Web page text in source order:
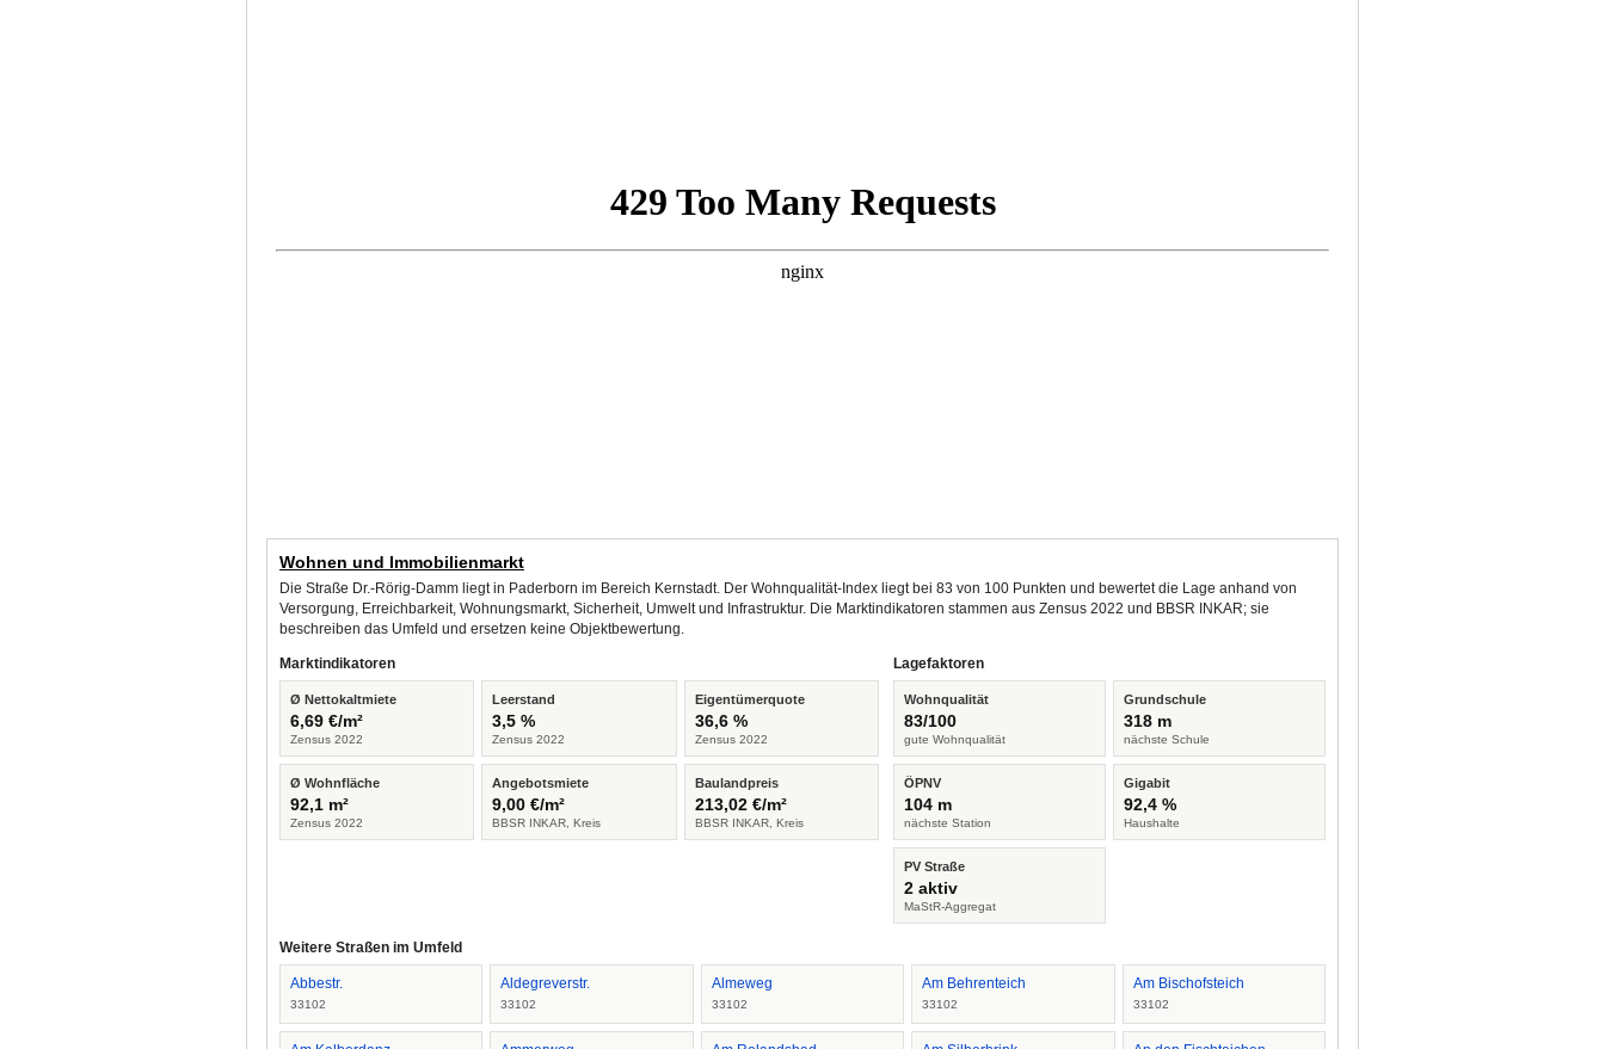
Wohnen und Immobilienmarkt
Die Straße Dr.-Rörig-Damm liegt in Paderborn im Bereich Kernstadt. Der Wohnqualität-Index liegt bei 83 von 100 Punkten und bewertet die Lage anhand von
Versorgung, Erreichbarkeit, Wohnungsmarkt, Sicherheit, Umwelt und Infrastruktur. Die Marktindikatoren stammen aus Zensus 2022 und BBSR INKAR; sie
beschreiben das Umfeld und ersetzen keine Objektbewertung.
Marktindikatoren
Ø Nettokaltmiete
6,69 €/m²
Zensus 2022
Leerstand
3,5 %
Zensus 2022
Eigentümerquote
36,6 %
Zensus 2022
Ø Wohnfläche
92,1 m²
Zensus 2022
Angebotsmiete
9,00 €/m²
BBSR INKAR, Kreis
Baulandpreis
213,02 €/m²
BBSR INKAR, Kreis
Lagefaktoren
Wohnqualität
83/100
gute Wohnqualität
Grundschule
318 m
nächste Schule
ÖPNV
104 m
nächste Station
Gigabit
92,4 %
Haushalte
PV Straße
2 aktiv
MaStR-Aggregat
Weitere Straßen im Umfeld
Abbestr.
33102
Aldegreverstr.
33102
Almeweg
33102
Am Behrenteich
33102
Am Bischofsteich
33102